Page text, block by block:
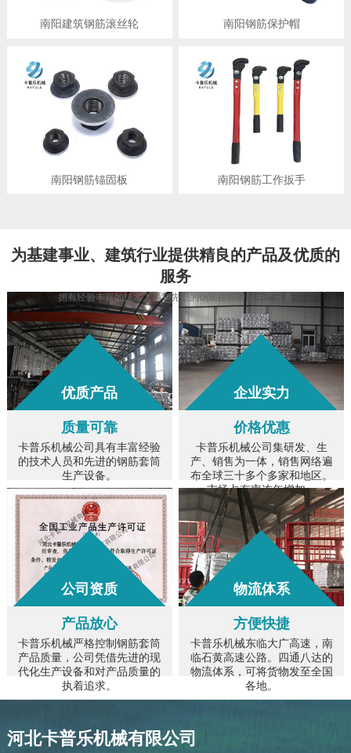
南阳建筑钢筋滚丝轮 南阳钢筋保护帽
南阳钢筋锚固板 南阳钢筋工作扳手
为基建事业、建筑行业提供精良的产品及优质的
服务
拥有经验丰富的技术人员和先进的钢筋连接套筒生产设备
优质产品
质量可靠
卡普乐机械公司具有丰富经验
的技术人员和先进的钢筋套筒
生产设备。
企业实力
价格优惠
卡普乐机械公司集研发、生
产、销售为一体，销售网络遍
布全球三十多个多家和地区。
市场占有率连年增加。
公司资质
产品放心
卡普乐机械严格控制钢筋套筒
产品质量，公司凭借先进的现
代化生产设备和对产品质量的
执着追求。
物流体系
方便快捷
卡普乐机械东临大广高速，南
临石黄高速公路。四通八达的
物流体系，可将货物发至全国
各地。
河北卡普乐机械有限公司